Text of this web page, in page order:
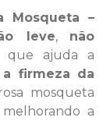
Mosqueta –
leve, não
que ajuda a
firmeza da
mosqueta
melhorando a